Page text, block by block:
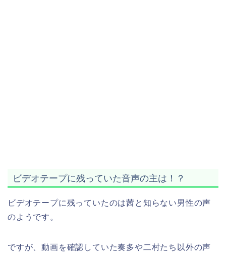
ビデオテープに残っていた音声の主は！？
ビデオテープに残っていたのは茜と知らない男性の声
のようです。
ですが、動画を確認していた奏多や二村たち以外の声